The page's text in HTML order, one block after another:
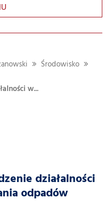
Środowisko
w...
działalności
odpadów